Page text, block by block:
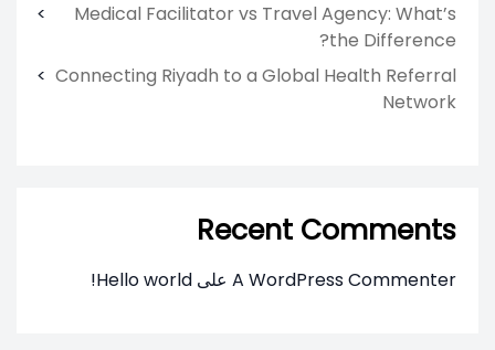
Medical Facilitator vs Travel Agency: What’s
the Difference?
Connecting Riyadh to a Global Health Referral
Network
Recent Comments
A WordPress Commenter على Hello world!